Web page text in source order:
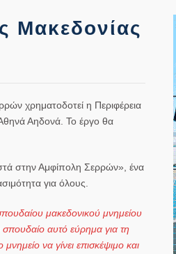
Μακεδονίας
χρηματοδοτεί η Περιφέρεια
Αηδονά. Το έργο θα
στην Αμφίπολη Σερρών» , ένα
για όλους.
μακεδονικού μνημείου
αυτό εύρημα για τη
να γίνει επισκέψιμο και